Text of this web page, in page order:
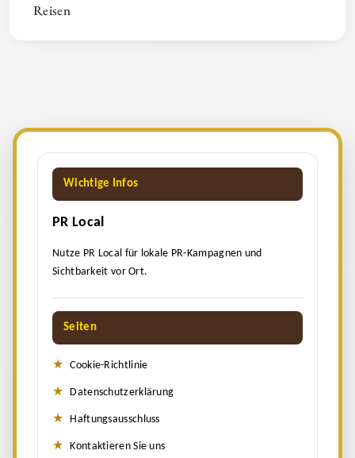
Reisen
Wichtige Infos
PR Local
Nutze PR Local für lokale PR-Kampagnen und
Sichtbarkeit vor Ort.
Seiten
Cookie-Richtlinie
Datenschutzerklärung
Haftungsausschluss
Kontaktieren Sie uns